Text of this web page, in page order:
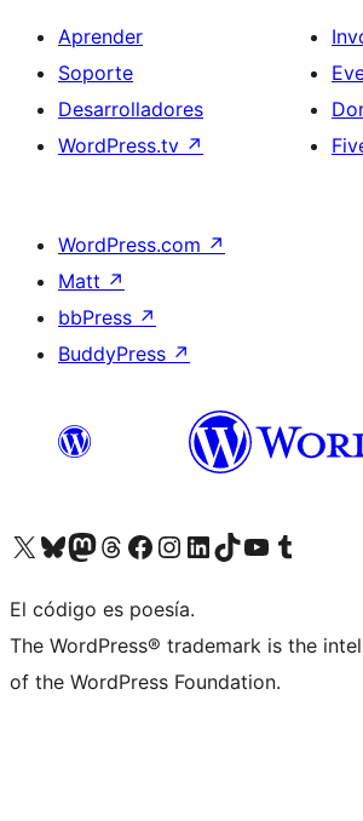
Aprender
Soporte
Desarrolladores
WordPress.tv ↗
WordPress.com ↗
Matt ↗
bbPress ↗
BuddyPress ↗
Visita nuestra cuenta de X (anteriormente Twitter)
Visita nuestra cuenta de Bluesky
Visita nuestra cuenta de Mastodon
Visita nuestra cuenta de Threads
Visita nuestra página de Facebook
Visita nuestra cuenta de Instagram
Visita nuestra cuenta de LinkedIn
Visita nuestra cuenta de TikTok
Visita nuestro canal de YouTube
Visita nuestra cuenta de Tumblr
El código es poesía.
The WordPress® trademark is the
of the WordPress Foundation.